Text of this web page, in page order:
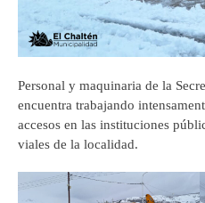
Personal y maquinaria de la
encuentra trabajando
accesos en las instituciones
viales de la localidad.